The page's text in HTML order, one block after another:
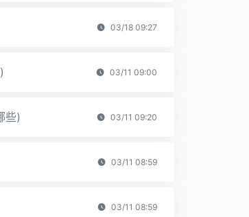
03/18 09:27
03/11 09:00
些) 03/11 09:20
03/11 08:59
03/11 08:59